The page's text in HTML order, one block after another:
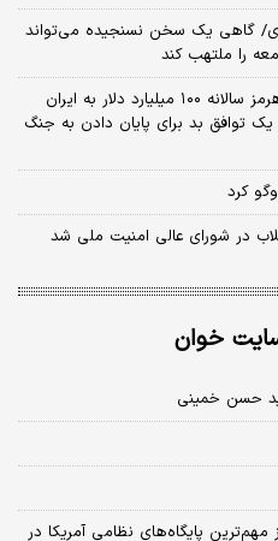
گاهی یک سخن نسنجیده می‌تواند
را ملتهب کند
توافق پیشنهادی برای بازگشایی تنگه هرمز سالانه ۱۰۰ میلیارد دلار به ایران
یک توافق بد برای پایان دادن به جنگ
کرد
در شورای عالی امنیت ملی شد
خوان
حسن خمینی
پایگاه‌های نظامی آمریکا در